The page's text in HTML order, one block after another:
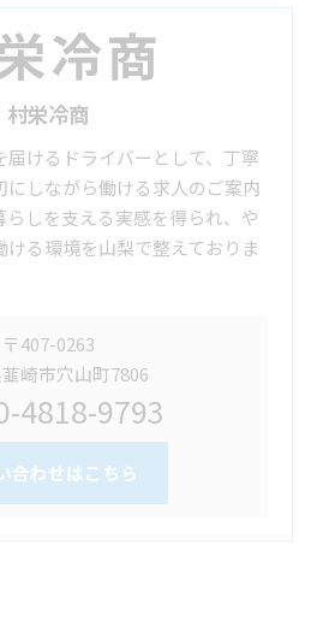
村栄冷商
けるドライバーとして、丁寧
にしながら働ける求人のご案内
しを支える実感を得られ、や
ける環境を山梨で整えておりま
〒407-0263
崎市穴山町7806
4818-9793
合わせはこちら